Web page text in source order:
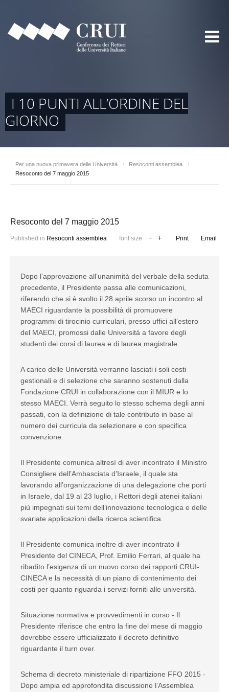
I 10 PUNTI ALL’ORDINE DEL
GIORNO
Per una nuova primavera delle Università / Resoconti assemblea
/
Resoconto del 7 maggio 2015
Resoconto del 7 maggio 2015
Published in Resoconti assemblea font size Print Email
Dopo l’approvazione all’unanimità del verbale della seduta
precedente, il Presidente passa alle comunicazioni,
riferendo che si è svolto il 28 aprile scorso un incontro al
MAECI riguardante la possibilità di promuovere
programmi di tirocinio curriculari, presso uffici all’estero
del MAECI, promossi dalle Università a favore degli
studenti dei corsi di laurea e di laurea magistrale.
A carico delle Università verranno lasciati i soli costi
gestionali e di selezione che saranno sostenuti dalla
Fondazione CRUI in collaborazione con il MIUR e lo
stesso MAECI. Verrà seguito lo stesso schema degli anni
passati, con la definizione di tale contributo in base al
numero dei curricula da selezionare e con specifica
convenzione.
Il Presidente comunica altresì di aver incontrato il Ministro
Consigliere dell’Ambasciata d’Israele, il quale sta
lavorando all’organizzazione di una delegazione che porti
in Israele, dal 19 al 23 luglio, i Rettori degli atenei italiani
più impegnati sui temi dell’innovazione tecnologica e delle
svariate applicazioni della ricerca scientifica.
Il Presidente comunica inoltre di aver incontrato il
Presidente del CINECA, Prof. Emilio Ferrari, al quale ha
ribadito l’esigenza di un nuovo corso dei rapporti CRUI-
CINECA e la necessità di un piano di contenimento dei
costi per quanto riguarda i servizi forniti alle università.
Situazione normativa e provvedimenti in corso - Il
Presidente riferisce che entro la fine del mese di maggio
dovrebbe essere ufficializzato il decreto definitivo
riguardante il turn over.
Schema di decreto ministeriale di ripartizione FFO 2015 -
Dopo ampia ed approfondita discussione l’Assemblea